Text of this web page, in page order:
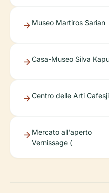
Museo Martiros Sarian
Casa-Museo Silva
Centro delle Arti
Mercato all'aperto
Vernissage (